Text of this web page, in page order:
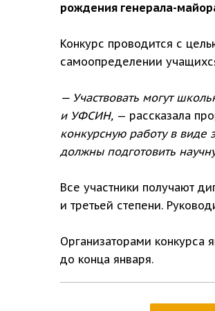
рождения генерала-
Конкурс проводится с
самоопределении
— Участвовать могут
и УФСИН, — рассказала
конкурсную работу в
должны подготовить
Все участники получают
и третьей степени.
Организаторами конкурса
до конца января.